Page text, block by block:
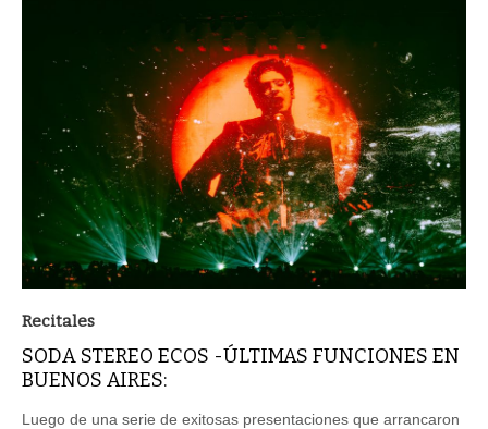
Recitales
SODA STEREO ECOS -ÚLTIMAS FUNCIONES EN
BUENOS AIRES:
Luego de una serie de exitosas presentaciones que arrancaron